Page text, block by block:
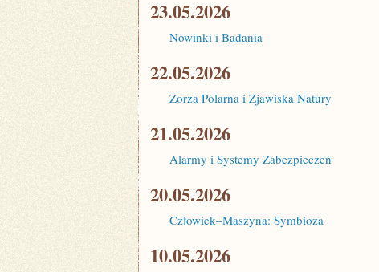
23.05.2026
Nowinki i Badania
22.05.2026
Zorza Polarna i Zjawiska Natury
21.05.2026
Alarmy i Systemy Zabezpieczeń
20.05.2026
Człowiek–Maszyna: Symbioza
10.05.2026